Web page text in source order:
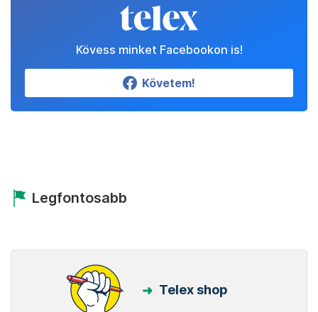
Kövess minket Facebookon is!
Követem!
Legfontosabb
Telex shop